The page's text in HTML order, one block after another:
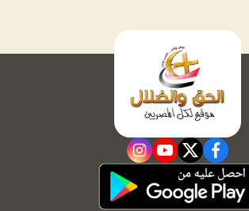
facebook
twitter
youtube
instagram